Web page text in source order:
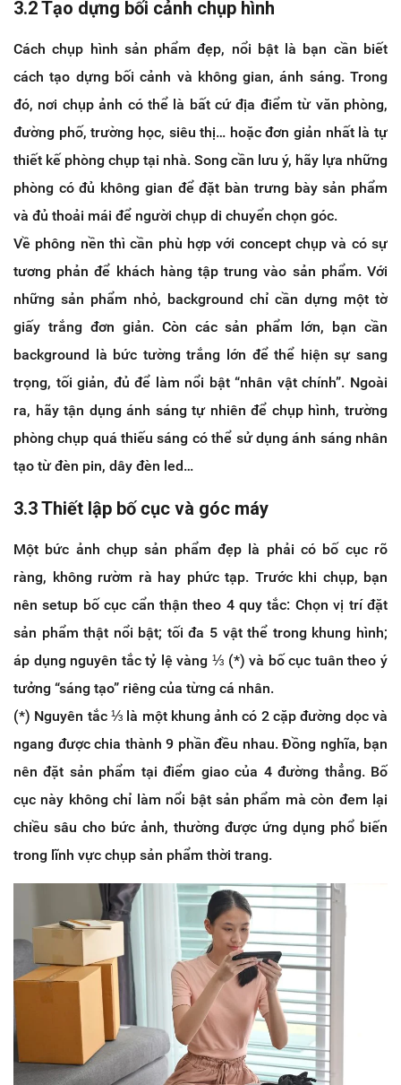
3.2 Tạo dựng bối cảnh chụp hình
Cách chụp hình sản phẩm đẹp, nổi bật là bạn cần biết
cách tạo dựng bối cảnh và không gian, ánh sáng. Trong
đó, nơi chụp ảnh có thể là bất cứ địa điểm từ văn phòng,
đường phố, trường học, siêu thị… hoặc đơn giản nhất là tự
thiết kế phòng chụp tại nhà. Song cần lưu ý, hãy lựa những
phòng có đủ không gian để đặt bàn trưng bày sản phẩm
và đủ thoải mái để người chụp di chuyển chọn góc.
Về phông nền thì cần phù hợp với concept chụp và có sự
tương phản để khách hàng tập trung vào sản phẩm. Với
những sản phẩm nhỏ, background chỉ cần dựng một tờ
giấy trắng đơn giản. Còn các sản phẩm lớn, bạn cần
background là bức tường trắng lớn để thể hiện sự sang
trọng, tối giản, đủ để làm nổi bật “nhân vật chính”. Ngoài
ra, hãy tận dụng ánh sáng tự nhiên để chụp hình, trường
phòng chụp quá thiếu sáng có thể sử dụng ánh sáng nhân
tạo từ đèn pin, dây đèn led…
3.3 Thiết lập bố cục và góc máy
Một bức ảnh chụp sản phẩm đẹp là phải có bố cục rõ
ràng, không rườm rà hay phức tạp. Trước khi chụp, bạn
nên setup bố cục cẩn thận theo 4 quy tắc: Chọn vị trí đặt
sản phẩm thật nổi bật; tối đa 5 vật thể trong khung hình;
áp dụng nguyên tắc tỷ lệ vàng ⅓ (*) và bố cục tuân theo ý
tưởng “sáng tạo” riêng của từng cá nhân.
(*) Nguyên tắc ⅓ là một khung ảnh có 2 cặp đường dọc và
ngang được chia thành 9 phần đều nhau. Đồng nghĩa, bạn
nên đặt sản phẩm tại điểm giao của 4 đường thẳng. Bố
cục này không chỉ làm nổi bật sản phẩm mà còn đem lại
chiều sâu cho bức ảnh, thường được ứng dụng phổ biến
trong lĩnh vực chụp sản phẩm thời trang.